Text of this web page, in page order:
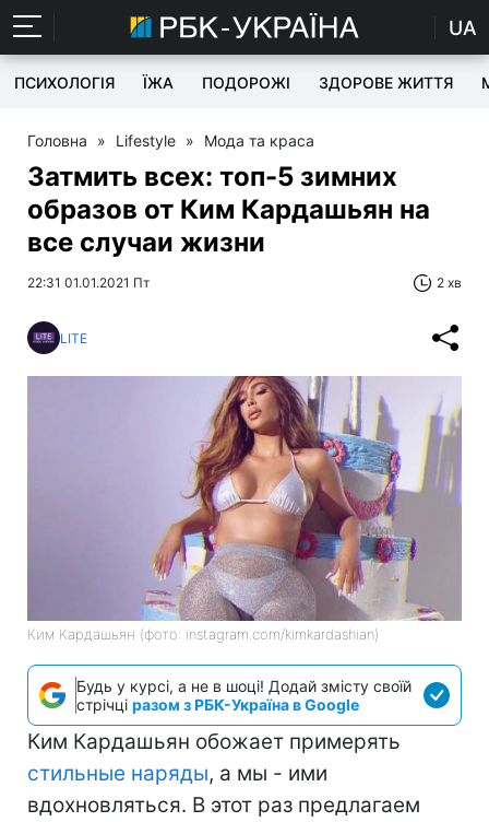
UA
ПСИХОЛОГІЯ ЇЖА ПОДОРОЖІ ЗДОРОВЕ ЖИТТЯ
Головна » Lifestyle » Мода та краса
Затмить всех: топ-5 зимних
образов от Ким Кардашьян на
все случаи жизни
22:31 01.01.2021 Пт 2 хв
LITE
Ким Кардашьян (фото: instagram.com/kimkardashian)
Будь у курсі, а не в шоці! Додай змісту своїй
стрічці разом з РБК-Україна в Google
Ким Кардашьян обожает примерять
стильные наряды, а мы - ими
вдохновляться. В этот раз предлагаем